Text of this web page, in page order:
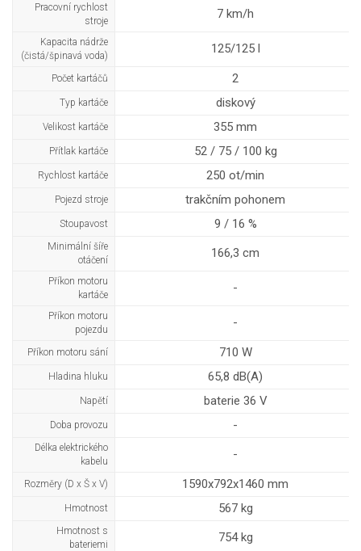
Pracovní rychlost
stroje
7 km/h
Kapacita nádrže
(čistá/špinavá voda)
125/125 l
Počet kartáčů 2
Typ kartáče diskový
Velikost kartáče 355 mm
Přítlak kartáče 52 / 75 / 100 kg
Rychlost kartáče 250 ot/min
Pojezd stroje trakčním pohonem
Stoupavost 9 / 16 %
Minimální šíře
otáčení
166,3 cm
Příkon motoru
kartáče
-
Příkon motoru
pojezdu
-
Příkon motoru sání 710 W
Hladina hluku 65,8 dB(A)
Napětí baterie 36 V
Doba provozu -
Délka elektrického
kabelu
-
Rozměry (D x Š x V) 1590x792x1460 mm
Hmotnost 567 kg
Hmotnost s
bateriemi
754 kg